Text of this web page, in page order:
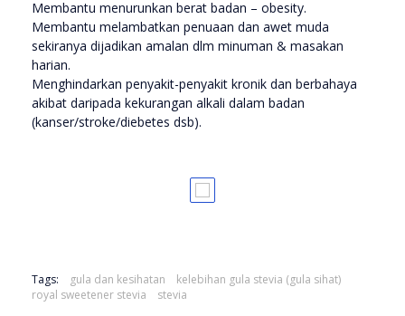
Membantu menurunkan berat badan – obesity.
Membantu melambatkan penuaan dan awet muda
sekiranya dijadikan amalan dlm minuman & masakan
harian.
Menghindarkan penyakit-penyakit kronik dan berbahaya
akibat daripada kekurangan alkali dalam badan
(kanser/stroke/diebetes dsb).
Tags: gula dan kesihatan
kelebihan gula stevia (gula sihat)
royal sweetener stevia
stevia